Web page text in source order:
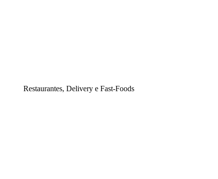
Restaurantes, Delivery e Fast-Foods